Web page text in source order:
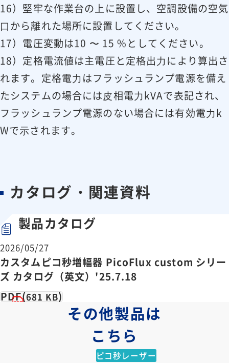
16）堅牢な作業台の上に設置し、空調設備の空気
⼝から離れた場所に設置してください。
17）電圧変動は10 〜 15 %としてください。
18）定格電流値は主電圧と定格出⼒により算出さ
れます。定格電⼒はフラッシュランプ電源を備え
たシステムの場合には⽪相電⼒kVAで表記され、
フラッシュランプ電源のない場合には有効電⼒k
Wで⽰されます。
カタログ・関連資料
製品カタログ
2026/05/27
カスタムピコ秒増幅器 PicoFlux custom シリー
ズ カタログ（英文）'25.7.18
PDF(681 KB)
その他製品は
こちら
ピコ秒レーザー